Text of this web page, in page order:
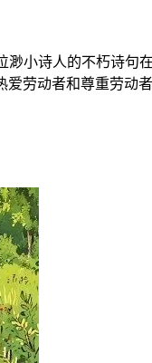
小诗人的不朽诗句
劳动者和尊重劳动